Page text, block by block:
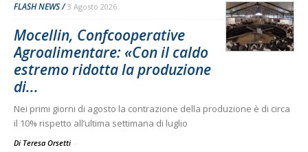
FLASH NEWS 3 Agosto 2026
Mocellin, Confcooperative
Agroalimentare: «Con il caldo
estremo ridotta la produzione
di...
Nei primi giorni di agosto la contrazione della produzione è di circa
il 10% rispetto all’ultima settimana di luglio
Di Teresa Orsetti -